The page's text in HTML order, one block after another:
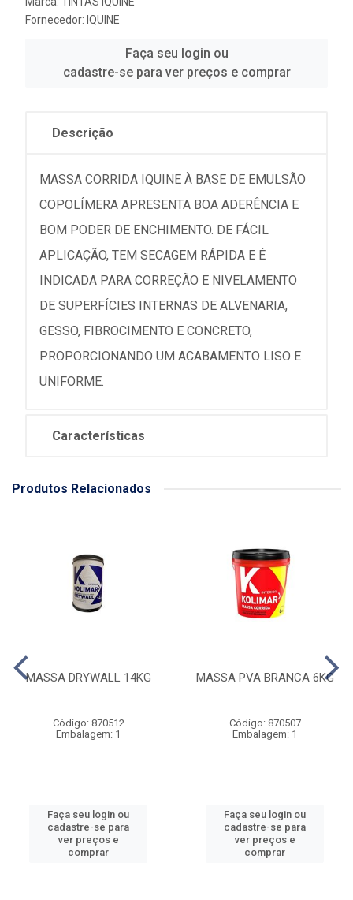
Fornecedor: IQUINE
Faça seu login ou
cadastre-se para ver preços e comprar
Descrição
MASSA CORRIDA IQUINE À BASE DE EMULSÃO
COPOLÍMERA APRESENTA BOA ADERÊNCIA E
BOM PODER DE ENCHIMENTO. DE FÁCIL
APLICAÇÃO, TEM SECAGEM RÁPIDA E É
INDICADA PARA CORREÇÃO E NIVELAMENTO
DE SUPERFÍCIES INTERNAS DE ALVENARIA,
GESSO, FIBROCIMENTO E CONCRETO,
PROPORCIONANDO UM ACABAMENTO LISO E
UNIFORME.
Características
Produtos Relacionados
MASSA DRYWALL 14KG
Código: 870512
Embalagem: 1
Faça seu login ou
cadastre-se para
ver preços e
comprar
MASSA PVA BRANCA 6KG
Código: 870507
Embalagem: 1
Faça seu login ou
cadastre-se para
ver preços e
comprar